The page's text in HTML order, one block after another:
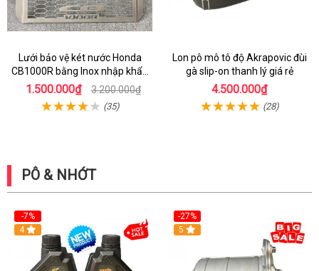
Lưới bảo vệ két nước Honda
CB1000R bằng Inox nhập khẩu
từ Ý
1.500.000₫ 3.200.000₫
(35)
Lon pô mô tô độ Akrapovic đùi
gà slip-on thanh lý giá rẻ
4.500.000₫
(28)
PÔ & NHỚT
-7%
4
-27%
5